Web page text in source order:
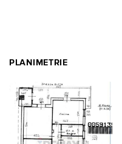
PLANIMETRIE